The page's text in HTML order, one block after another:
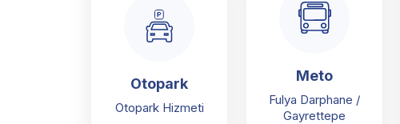
Otopark
Otopark Hizmeti
Meto
Fulya Darphane /
Gayrettepe